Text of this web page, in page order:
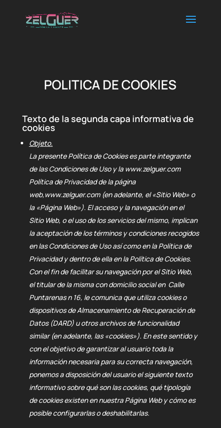
POLITICA DE COOKIES
Texto de la segunda capa informativa de
cookies
Objeto.
La presente Política de Cookies es parte integrante
de las Condiciones de Uso y la www.zelguer.com
Política de Privacidad de la página
web,www.zelguer.com (en adelante, el «Sitio Web» o
la «Página Web»). El acceso y la navegación en el
Sitio Web, o el uso de los servicios del mismo, implican
la aceptación de los términos y condiciones recogidos
en las Condiciones de Uso así como en la Política de
Privacidad y dentro de ella en la Política de Cookies.
Con el fin de facilitar su navegación por el Sitio Web,
el titular de la misma con domicilio social en Calle
Puntarenas n 16, le comunica que utiliza cookies o
dispositivos de Almacenamiento de Recuperación de
Datos (DARD) u otros archivos de funcionalidad
similar (en adelante, las «cookies»). En este sentido y
con el objetivo de garantizar al usuario toda la
información necesaria para su correcta navegación,
ponemos a disposición del usuario el siguiente texto
informativo sobre qué son las cookies, qué tipología
de cookies existen en nuestra Página Web y cómo es
posible configurarlas o deshabilitarlas.